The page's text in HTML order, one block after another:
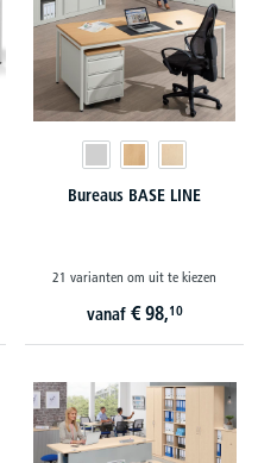
Bureaus BASE LINE
21 varianten om uit te kiezen
vanaf € 98,10